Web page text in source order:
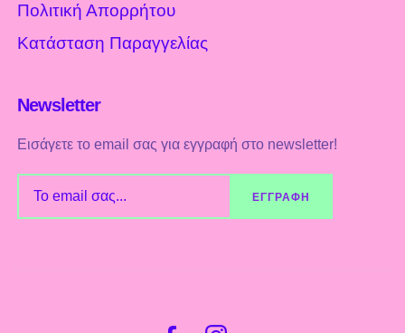
Πολιτική Απορρήτου
Κατάσταση Παραγγελίας
Newsletter
Εισάγετε το email σας για εγγραφή στο newsletter!